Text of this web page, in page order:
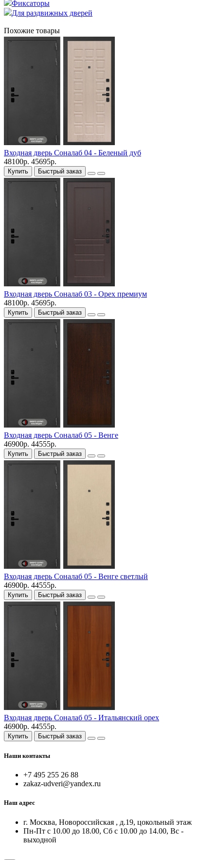
Фиксаторы
Для раздвижных дверей
Похожие товары
Входная дверь Соналаб 04 - Беленый дуб
48100р. 45695р.
Купить Быстрый заказ
Входная дверь Соналаб 03 - Орех премиум
48100р. 45695р.
Купить Быстрый заказ
Входная дверь Соналаб 05 - Венге
46900р. 44555р.
Купить Быстрый заказ
Входная дверь Соналаб 05 - Венге светлый
46900р. 44555р.
Купить Быстрый заказ
Входная дверь Соналаб 05 - Итальянский орех
46900р. 44555р.
Купить Быстрый заказ
Наши контакты
+7 495 255 26 88
zakaz-udveri@yandex.ru
Наш адрес
г. Москва, Новороссийская , д.19, цокольный этаж
Пн-Пт с 10.00 до 18.00, Сб с 10.00 до 14.00, Вс -
выходной